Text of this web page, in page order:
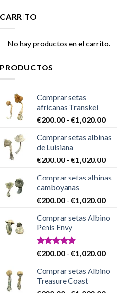
CARRITO
No hay productos en el carrito.
PRODUCTOS
Comprar setas
africanas Transkei
€200.00 - €1,020.00Rango
precios:
€200.00
€1,020.00
Comprar setas albinas
de Luisiana
€200.00 - €1,020.00Rango
precios:
€200.00
€1,020.00
Comprar setas albinas
camboyanas
€200.00 - €1,020.00Rango
precios:
hasta
Comprar setas Albino
Penis Envy
Valorado
de 5
€200.00 - €1,020.00Rango
precios:
Comprar setas Albino
Treasure Coast